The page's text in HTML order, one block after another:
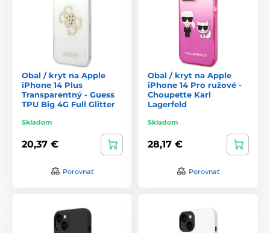
Obal / kryt na Apple
iPhone 14 Plus
Transparentný - Guess
TPU Big 4G Full Glitter
Skladom
20,37 €
Porovnať
Obal / kryt na Apple
iPhone 14 Pro ružové -
Choupette Karl
Lagerfeld
Skladom
28,17 €
Porovnať